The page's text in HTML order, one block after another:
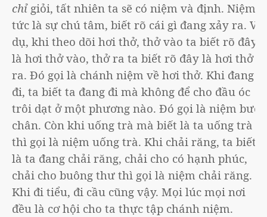
chỉgiỏi, tất nhiên ta sẽ có niệm và định. Niệm
tức là sự chú tâm, biết rõ cái gì đang xảy ra. Ví
dụ, khi theo dõi hơi thở, thở vào ta biết rõ đây
là hơi thở vào, thở ra ta biết rõ đây là hơi thở
ra. Đó gọi là chánh niệm về hơi thở. Khi đang
đi, ta biết ta đang đi mà không để cho đầu óc
trôi dạt ở một phương nào. Đó gọi là niệm bước
chân. Còn khi uống trà mà biết là ta uống trà
thì gọi là niệm uống trà. Khi chải răng, ta biết
là ta đang chải răng, chải cho có hạnh phúc,
chải cho buông thư thì gọi là niệm chải răng.
Khi đi tiểu, đi cầu cũng vậy. Mọi lúc mọi nơi
đều là cơ hội cho ta thực tập chánh niệm.